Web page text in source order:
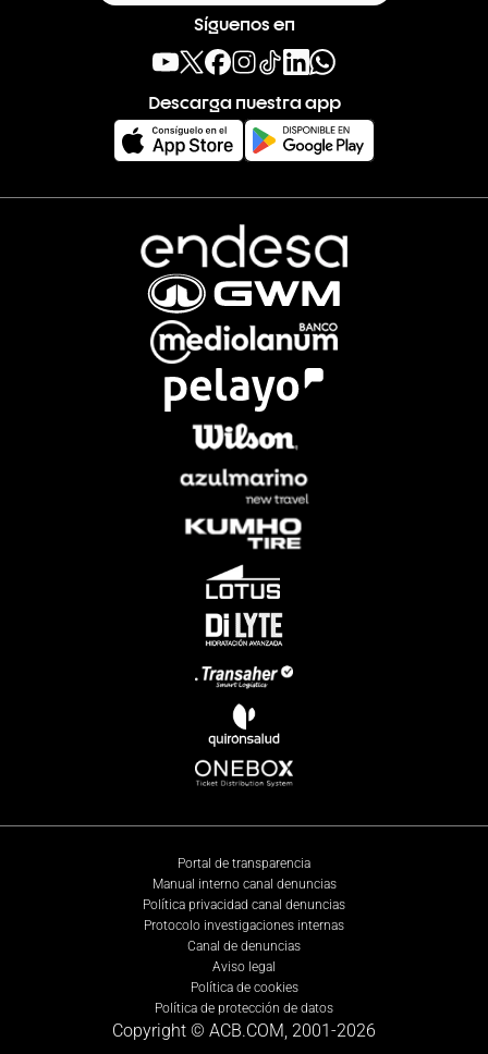
Síguenos en
Descarga nuestra app
Portal de transparencia
Manual interno canal denuncias
Política privacidad canal denuncias
Protocolo investigaciones internas
Canal de denuncias
Aviso legal
Política de cookies
Política de protección de datos
Copyright © ACB.COM, 2001-2026